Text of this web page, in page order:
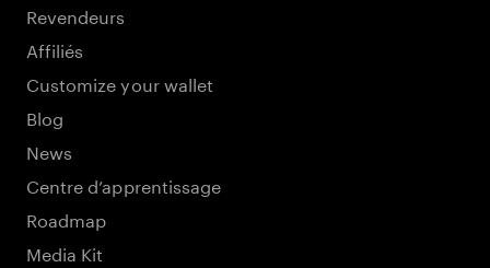
Revendeurs
Affiliés
Customize your wallet
Blog
News
Centre d’apprentissage
Roadmap
Media Kit